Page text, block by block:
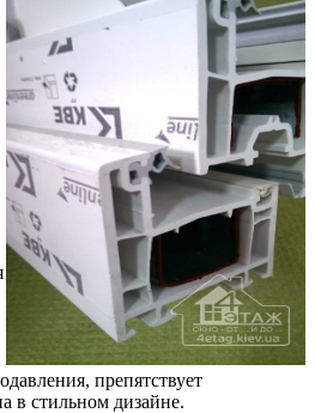
препятствует
в стильном дизайне.